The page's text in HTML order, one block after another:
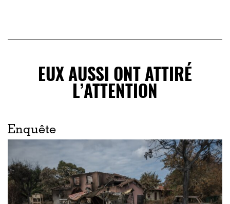
EUX AUSSI ONT ATTIRÉ
L’ATTENTION
Enquête